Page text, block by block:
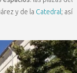
y de la Catedral; así